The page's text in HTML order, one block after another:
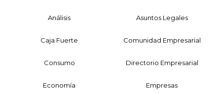
Análisis Asuntos Legales
Caja Fuerte Comunidad Empresarial
Consumo Directorio Empresarial
Economía Empresas